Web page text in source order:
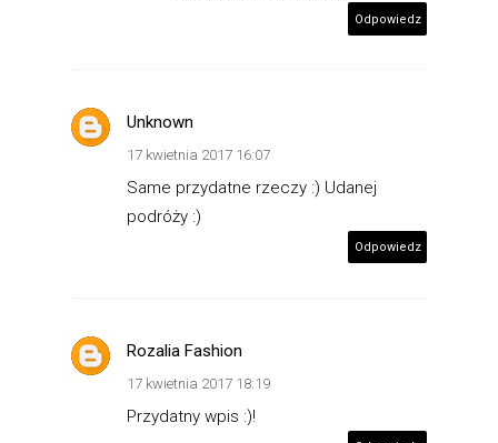
Odpowiedz
Unknown
17 kwietnia 2017 16:07
Same przydatne rzeczy :) Udanej
podróży :)
Odpowiedz
Rozalia Fashion
17 kwietnia 2017 18:19
Przydatny wpis :)!